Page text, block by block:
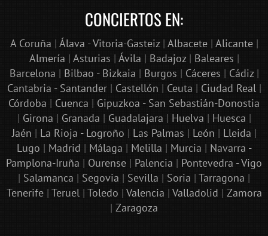
CONCIERTOS EN:
A Coruña | Álava - Vitoria-Gasteiz| Albacete| Alicante|
Almería | Asturias | Ávila | Badajoz| Baleares |
Barcelona | Bilbao - Bizkaia | Burgos | Cáceres | Cádiz|
Cantabria - Santander| Castellón | Ceuta | Ciudad Real|
Córdoba | Cuenca | Gipuzkoa - San Sebastián-Donostia
| Girona | Granada | Guadalajara | Huelva | Huesca |
Jaén | La Rioja - Logroño | Las Palmas | León | Lleida |
Lugo | Madrid | Málaga | Melilla | Murcia | Navarra -
Pamplona-Iruña | Ourense | Palencia | Pontevedra - Vigo
| Salamanca | Segovia | Sevilla | Soria | Tarragona |
Tenerife| Teruel| Toledo | Valencia | Valladolid | Zamora
| Zaragoza